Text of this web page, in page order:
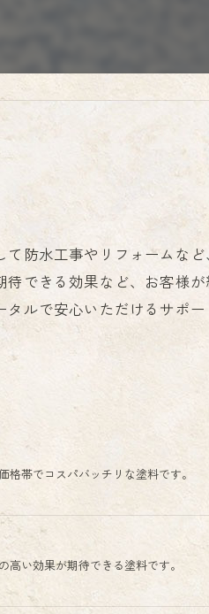
て防水工事やリフォームな
待できる効果など、お客様
ルで安心いただけるサポー
帯でコスパバッチリな塗料です。
い効果が期待できる塗料です。